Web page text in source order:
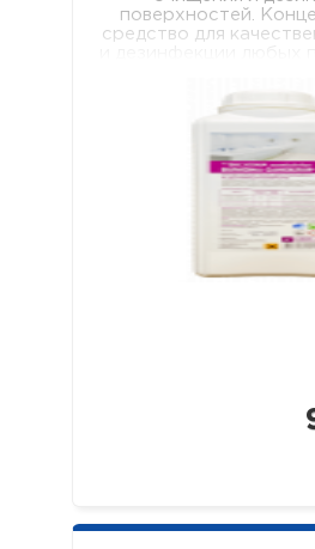
поверхностей.
средство для
раковины, ванны,
и т.п.).